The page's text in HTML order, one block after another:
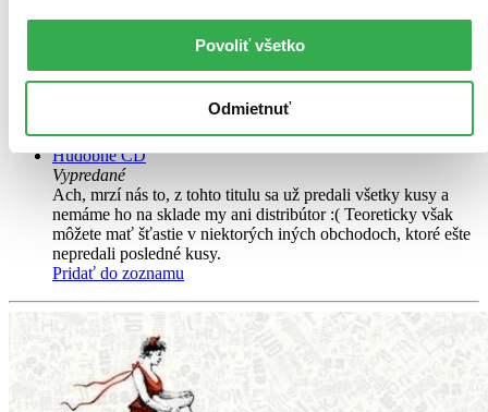
Povoliť všetko
Odmietnuť
Dvanáctidiskový box No Name 1998 -2018 obsahuje všechna
Prague z roku 2006, kdy se NO NAME koncertem v O2 Aréně
definitivně zařadili mezi hudební stálice bývalého Česko-
Hudobné CD
Vypredané
Ach, mrzí nás to, z tohto titulu sa už predali všetky kusy a
nemáme ho na sklade my ani distribútor :( Teoreticky však
môžete mať šťastie v niektorých iných obchodoch, ktoré ešte
nepredali posledné kusy.
Pridať do zoznamu